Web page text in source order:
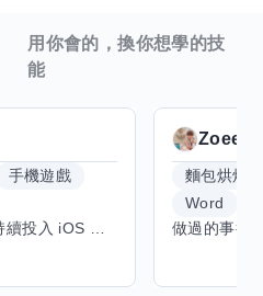
用你會的，換你想學的技
能
手機遊戲
Zoeey
麵包烘焙
Word